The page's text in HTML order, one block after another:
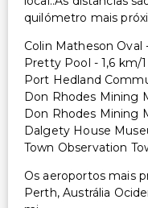
quilómetro mais
Colin Matheson Oval
Pretty Pool - 1,6 km/
Port Hedland
Don Rhodes Mining
Don Rhodes Mining
Dalgety House
Town Observation
Os aeroportos mais
Perth, Austrália